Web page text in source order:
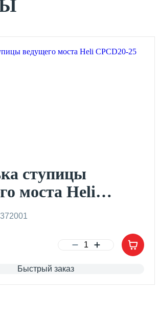
ступицы
моста Heli
25
Быстрый заказ